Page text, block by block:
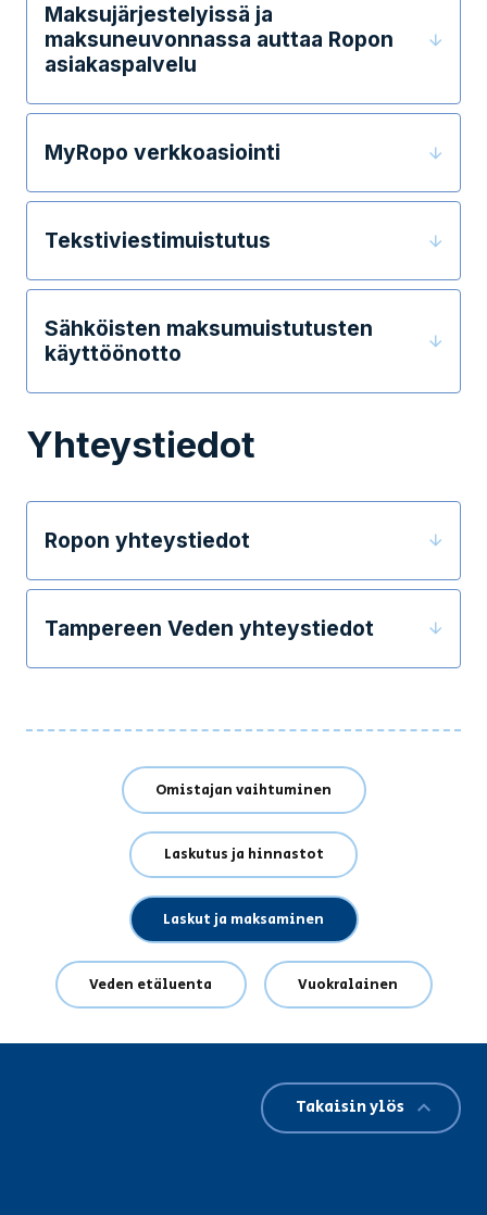
Maksujärjestelyissä ja
maksuneuvonnassa auttaa Ropon
asiakaspalvelu
MyRopo verkkoasiointi
Tekstiviestimuistutus
Sähköisten maksumuistutusten
käyttöönotto
Yhteystiedot
Ropon yhteystiedot
Tampereen Veden yhteystiedot
Omistajan vaihtuminen
Laskutus ja hinnastot
Laskut ja maksaminen
Veden etäluenta Vuokralainen
Takaisin ylös